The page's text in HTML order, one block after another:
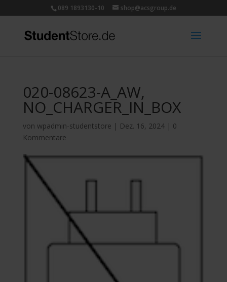
089 1893130-10 shop@acsgroup.de
020-08623-A_AW,
NO_CHARGER_IN_BOX
von wpadmin-studentstore | Dez. 16, 2024| 0
Kommentare